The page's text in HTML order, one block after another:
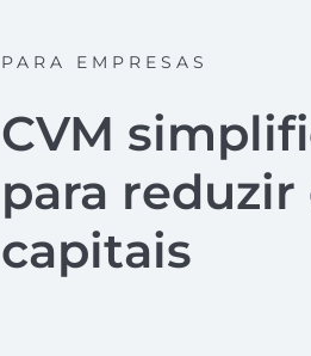
PARA EMPRESAS
CVM
para
capitais